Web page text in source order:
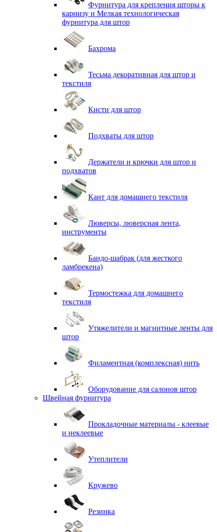
Фурнитура для крепления шторы к
карнизу и Мелкая технологическая
фурнитура для штор
Бахрома
Тесьма декоративная для штор и
текстиля
Кисти для штор
Подхваты для штор
Держатели и крючки для штор и
подхватов
Кант для домашнего текстиля
Люверсы, люверсная лента,
инструменты
Бандо-шабрак (для жесткого
ламбрекена)
Термостежка для домашнего
текстиля
Утяжелители и магнитные ленты для
штор
Филаментная (комплексная) нить
Оборудование для салонов штор
Швейная фурнитура
Прокладочные материалы - клеевые
и неклеевые
Утеплители
Кружево
Резинка